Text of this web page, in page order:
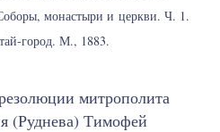
монастыри и церкви. Ч. 1.
город. М., 1883.
митрополита
(Руднева) Тимофей